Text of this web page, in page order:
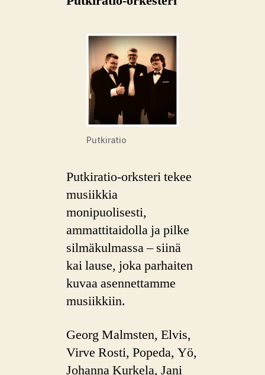
Putkiratio
Putkiratio-orksteri tekee
musiikkia
monipuolisesti,
ammattitaidolla ja pilke
silmäkulmassa – siinä
kai lause, joka parhaiten
kuvaa asennettamme
musiikkiin.
Georg Malmsten, Elvis,
Virve Rosti, Popeda, Yö,
Johanna Kurkela, Jani